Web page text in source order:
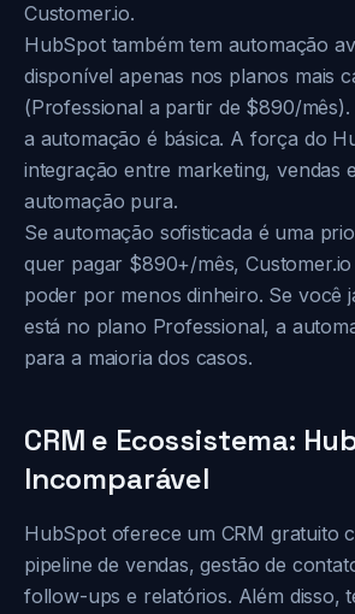
Customer.io.
HubSpot também tem automação
disponível apenas nos planos mais
(Professional a partir de $890/
a automação é básica. A força do
integração entre marketing, vendas
automação pura.
Se automação sofisticada é uma
quer pagar $890+/mês,
poder por menos dinheiro. Se você
está no plano Professional, a
para a maioria dos casos.
CRM e Ecossistema:
Incomparável
HubSpot oferece um CRM gratuito
pipeline de vendas, gestão de
follow-ups e relatórios. Além disso,